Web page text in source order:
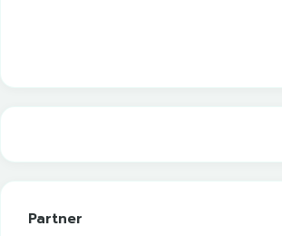
Partner